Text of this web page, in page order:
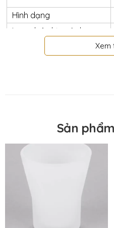
Hình dạng
Loại nhiên liệu sử dụng
Chức năng
Xem
Sản